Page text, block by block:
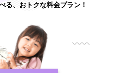
る、おトクな料金プラン！